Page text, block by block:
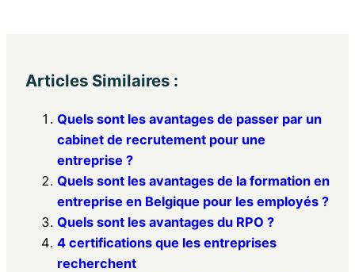
Articles Similaires :
Quels sont les avantages de passer par un
cabinet de recrutement pour une
entreprise ?
Quels sont les avantages de la formation en
entreprise en Belgique pour les employés ?
Quels sont les avantages du RPO ?
4 certifications que les entreprises
recherchent